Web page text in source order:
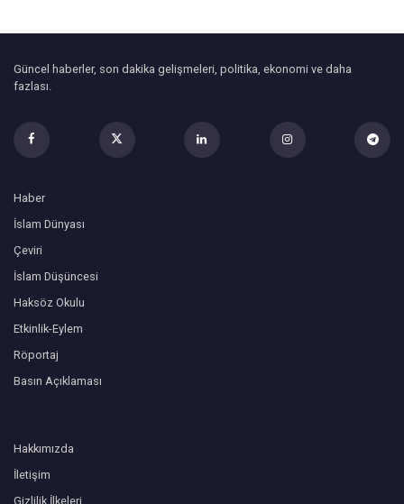
Güncel haberler, son dakika gelişmeleri, politika, ekonomi ve daha
fazlası.
Haber
İslam Dünyası
Çeviri
İslam Düşüncesi
Haksöz Okulu
Etkinlik-Eylem
Röportaj
Basın Açıklaması
Hakkımızda
İletişim
Gizlilik İlkeleri